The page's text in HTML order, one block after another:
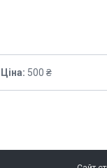
Ціна: 500 ₴